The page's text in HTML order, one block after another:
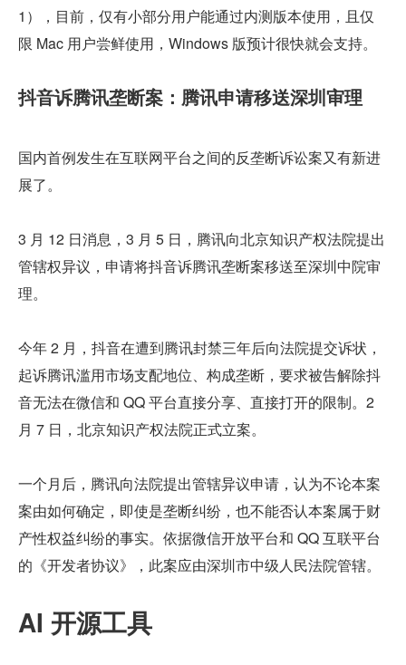
1），目前，仅有小部分用户能通过内测版本使用，且仅
限 Mac 用户尝鲜使用，Windows 版预计很快就会支持。
抖音诉腾讯垄断案：腾讯申请移送深圳审理
国内首例发生在互联网平台之间的反垄断诉讼案又有新进
展了。
3 月 12 日消息，3 月 5 日，腾讯向北京知识产权法院提出
管辖权异议，申请将抖音诉腾讯垄断案移送至深圳中院审
理。
今年 2 月，抖音在遭到腾讯封禁三年后向法院提交诉状，
起诉腾讯滥用市场支配地位、构成垄断，要求被告解除抖
音无法在微信和 QQ 平台直接分享、直接打开的限制。2
月 7 日，北京知识产权法院正式立案。
一个月后，腾讯向法院提出管辖异议申请，认为不论本案
案由如何确定，即使是垄断纠纷，也不能否认本案属于财
产性权益纠纷的事实。依据微信开放平台和 QQ 互联平台
的《开发者协议》，此案应由深圳市中级人民法院管辖。
AI 开源工具